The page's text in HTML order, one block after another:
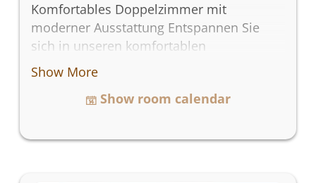
Komfortables Doppelzimmer mit
moderner Ausstattung Entspannen Sie
sich in unseren komfortablen
Doppelzimmern, die mit modernen
Annehmlichkeiten ausgestattet sind. Jedes
Zimmer verfügt über ein gemütliches
Bleiben Sie mit unserem kostenlosen
Show More
Show room calendar